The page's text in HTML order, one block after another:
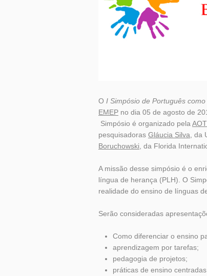
O I Simpósio de Português
EMEP no dia 05 de agosto de
Simpósio é organizado pela
pesquisadoras Gláucia Silva ,
Boruchowski , da Florida
A missão desse simpósio é o
língua de herança (PLH). O
realidade do ensino de línguas
Serão consideradas
Como diferenciar o ensino
aprendizagem por tarefas;
pedagogia de projetos;
práticas de ensino